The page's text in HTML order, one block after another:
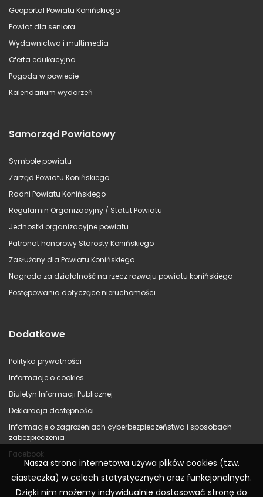
Geoportal Powiatu Konińskiego
Powiat dla seniora
Wydawnictwa i multimedia
Oferta edukacyjna
Pogoda w powiecie
Kalendarium wydarzeń
Samorząd Powiatowy
Symbole powiatu
Zarząd Powiatu Konińskiego
Radni Powiatu Konińskiego
Regulamin Organizacyjny / Statut Powiatu
Jednostki organizacyjne powiatu
Patronat honorowy Starosty Konińskiego
Zasłużony dla Powiatu Konińskiego
Nagroda za działalność na rzecz rozwoju powiatu konińskiego
Postępowania dotyczące nieruchomości
Dodatkowe
Polityka prywatności
Informacje o cookies
Biuletyn Informacji Publicznej
Deklaracja dostępności
Informacje o zagrożeniach cyberbezpieczeństwa i sposobach
zabezpieczenia
Facebook
Nasza strona internetowa używa plików cookies (tzw.
ciasteczka) w celach statystycznych oraz funkcjonalnych.
Dzięki nim możemy indywidualnie dostosować stronę do